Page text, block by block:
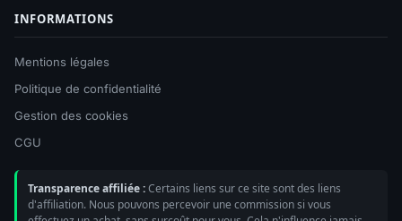
INFORMATIONS
Mentions légales
Politique de confidentialité
Gestion des cookies
CGU
Transparence affiliée :Certains liens sur ce site sont des liens
d'affiliation. Nous pouvons percevoir une commission si vous